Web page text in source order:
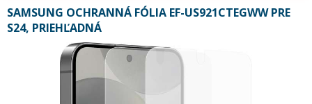
SAMSUNG OCHRANNÁ FÓLIA EF-US921CTEGWW PRE
S24, PRIEHĽADNÁ